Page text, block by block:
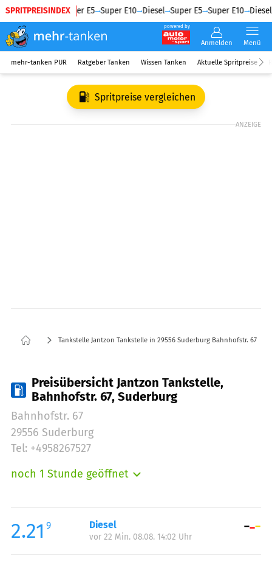
SPRITPREISINDEX
Diesel Super E5 Super E10 Diesel Super E5 Super E10 Diesel
powered by
Anmelden Menü
mehr-tanken PUR Ratgeber Tanken Wissen Tanken Aktuelle Spritpreise
Spritpreise vergleichen
ANZEIGE
Tankstelle Jantzon Tankstelle in 29556 Suderburg Bahnhofstr. 67
Preisübersicht Jantzon Tankstelle,
Bahnhofstr. 67, Suderburg
Bahnhofstr. 67
29556 Suderburg
Tel: +4958267527
noch 1 Stunde geöffnet
Mittwoch:
07:00-19:00
Donnerstag:
2.21 9 Diesel
vor 22 Min. 08.08. 14:02 Uhr